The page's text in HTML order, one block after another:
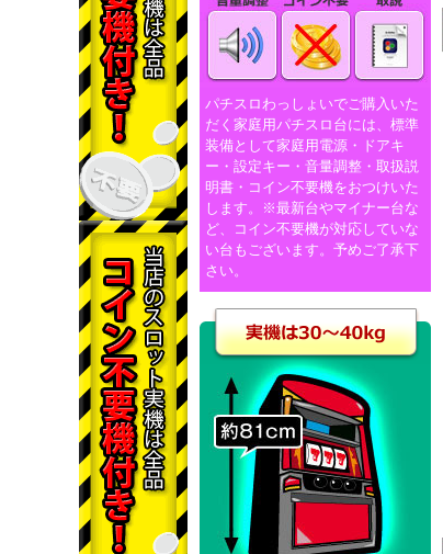
パチスロわっしょいでご購入いた
だく家庭用パチスロ台には、標準
装備として家庭用電源・ドアキ
ー・設定キー・音量調整・取扱説
明書・コイン不要機をおつけいた
します。※最新台やマイナー台な
ど、コイン不要機が対応していな
い台もございます。予めご了承下
さい。